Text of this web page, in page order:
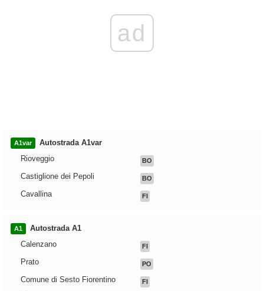
ad
A1var
Autostrada A1var
Rioveggio
BO
Castiglione dei Pepoli BO
Cavallina FI
A1
Autostrada A1
Calenzano
FI
Prato PO
Comune di Sesto Fiorentino FI